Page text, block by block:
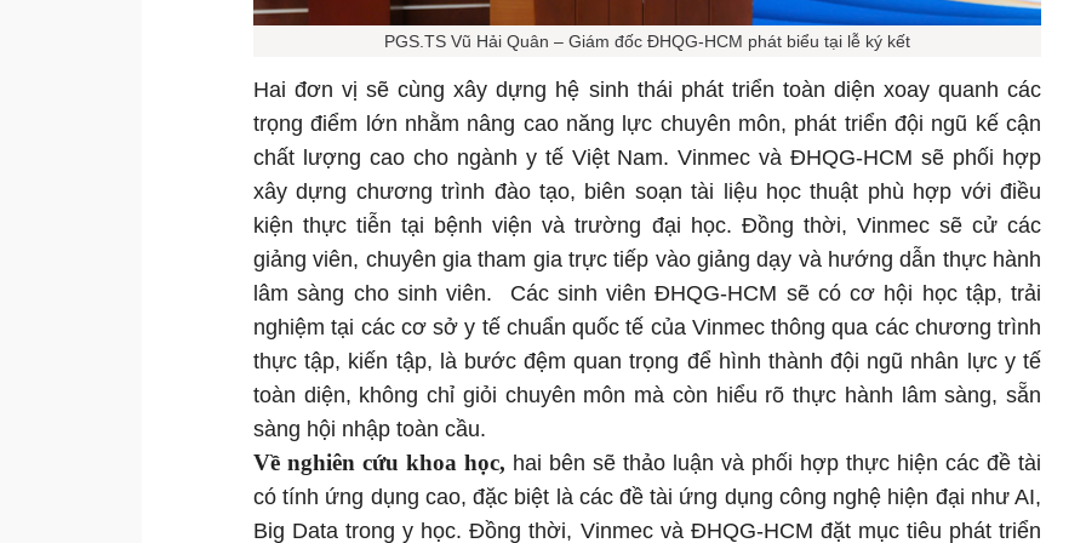
PGS.TS Vũ Hải Quân – Giám đốc ĐHQG-HCM phát biểu tại lễ ký kết
Hai đơn vị sẽ cùng xây dựng hệ sinh thái phát triển toàn diện xoay quanh các
trọng điểm lớn nhằm nâng cao năng lực chuyên môn, phát triển đội ngũ kế cận
chất lượng cao cho ngành y tế Việt Nam. Vinmec và ĐHQG-HCM sẽ phối hợp
xây dựng chương trình đào tạo, biên soạn tài liệu học thuật phù hợp với điều
kiện thực tiễn tại bệnh viện và trường đại học. Đồng thời, Vinmec sẽ cử các
giảng viên, chuyên gia tham gia trực tiếp vào giảng dạy và hướng dẫn thực hành
lâm sàng cho sinh viên. Các sinh viên ĐHQG-HCM sẽ có cơ hội học tập, trải
nghiệm tại các cơ sở y tế chuẩn quốc tế của Vinmec thông qua các chương trình
thực tập, kiến tập, là bước đệm quan trọng để hình thành đội ngũ nhân lực y tế
toàn diện, không chỉ giỏi chuyên môn mà còn hiểu rõ thực hành lâm sàng, sẵn
sàng hội nhập toàn cầu.
Về nghiên cứu khoa học, hai bên sẽ thảo luận và phối hợp thực hiện các đề tài
có tính ứng dụng cao, đặc biệt là các đề tài ứng dụng công nghệ hiện đại như AI,
Big Data trong y học. Đồng thời, Vinmec và ĐHQG-HCM đặt mục tiêu phát triển